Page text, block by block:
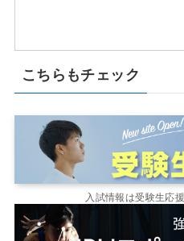
こちらもチェック
入試情報は受験生応